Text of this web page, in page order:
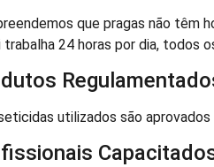
que pragas não têm
trabalha 24 horas por dia, todos
utilizados são